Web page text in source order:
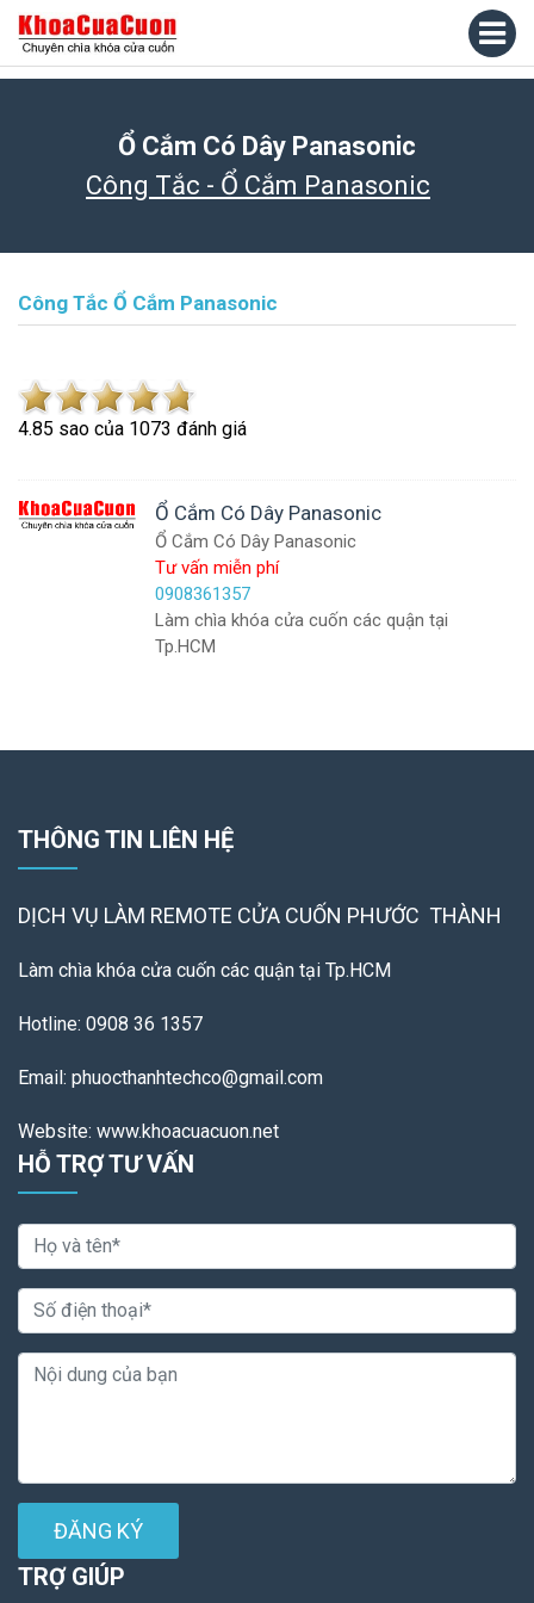
Ổ Cắm Có Dây Panasonic
Công Tắc - Ổ Cắm Panasonic
Công Tắc Ổ Cắm Panasonic
4.85 sao của 1073 đánh giá
Ổ Cắm Có Dây Panasonic
Ổ Cắm Có Dây Panasonic
Tư vấn miễn phí
0908361357
Làm chìa khóa cửa cuốn các quận tại
Tp.HCM
THÔNG TIN LIÊN HỆ
DỊCH VỤ LÀM REMOTE CỬA CUỐN PHƯỚC THÀNH
Làm chìa khóa cửa cuốn các quận tại Tp.HCM
Hotline: 0908 36 1357
Email: phuocthanhtechco@gmail.com
Website: www.khoacuacuon.net
HỖ TRỢ TƯ VẤN
ĐĂNG KÝ
TRỢ GIÚP